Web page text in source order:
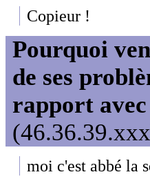
Copieur !
Pourquoi
de ses
rapport
moi c'est abbé la